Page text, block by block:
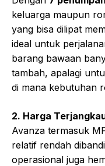
keluarga maupun
yang bisa dilipat
ideal untuk
barang bawaan
tambah, apalagi
di mana kebutuhan
2. Harga
Avanza termasuk
relatif rendah
operasional juga